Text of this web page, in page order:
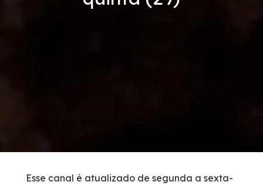
Esse canal é atualizado de segunda a sexta-